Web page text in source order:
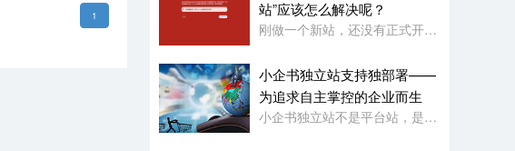
1
站”应该怎么解决呢？
刚做一个新站，还没有正式开始使用，就被google浏览器定义为“危险网站”了，其它浏览器没有任何提示或影响
小企书独立站支持独部署——
为追求自主掌控的企业而生
小企书独立站不是平台站，是原生代码编写的成品站。不依赖于任何第三方平台，所以是支持客户自行购买服务器，并把网站搭建在自己的服务器上使用！